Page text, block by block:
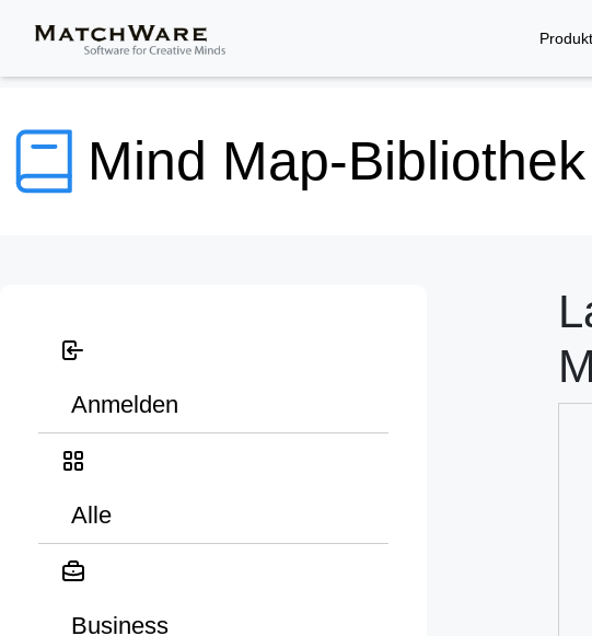
Mind Map-Bibliothek
Anmelden
Alle
Business